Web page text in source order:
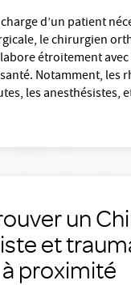
d’un patient
le chirurgien
étroitement
Notamment, les
les anesthésistes,
un
et
à proximité